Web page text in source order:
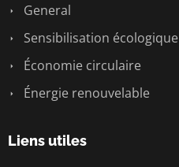
General
Sensibilisation écologique
Économie circulaire
Énergie renouvelable
Liens utiles